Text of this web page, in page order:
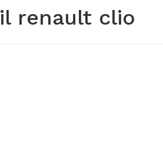
renault clio